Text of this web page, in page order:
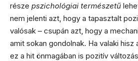
része pszichológiai természetű
nem jelenti azt, hogy a tapasztalt
valósak – csupán azt, hogy a
amit sokan gondolnak. Ha valaki hisz
ez a hit önmagában is pozitív